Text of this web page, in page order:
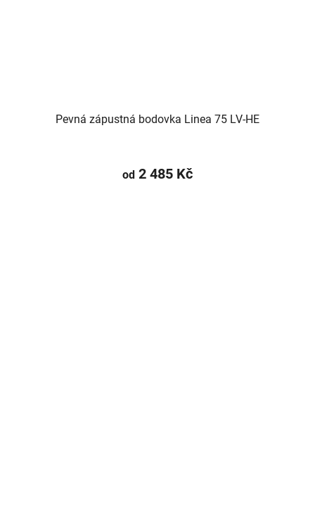
Pevná zápustná bodovka Linea 75 LV-HE
od 2 485 Kč